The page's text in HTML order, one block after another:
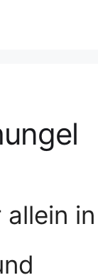
in